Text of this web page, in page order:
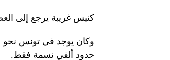
كنيس غريبة يرجع إلى
وكان يوجد في تونس نحو
حدود ألفي نسمة فقط.